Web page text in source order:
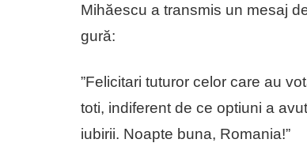
Mihăescu a transmis un mesaj
gură:
”Felicitari tuturor celor care au
toti, indiferent de ce optiuni a
iubirii. Noapte buna, Romania!”